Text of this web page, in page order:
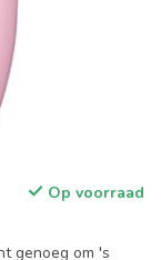
Op voorraad
genoeg om 's